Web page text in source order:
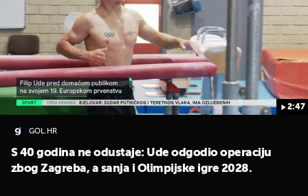
2:47
GOL.HR
S 40 godina ne odustaje: Ude odgodio operaciju
zbog Zagreba, a sanja i Olimpijske igre 2028.